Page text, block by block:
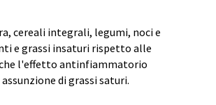
cereali integrali, legumi, noci e
e grassi insaturi rispetto alle
l'effetto antinfiammatorio
di grassi saturi.